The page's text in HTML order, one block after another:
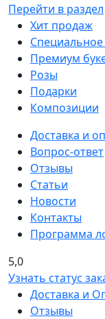
Перейти в раздел
Хит продаж
Премиум
Розы
Подарки
Композиции
Доставка и
Вопрос-ответ
Отзывы
Статьи
Новости
Контакты
Программа
5,0
Узнать статус
Доставка и
Отзывы